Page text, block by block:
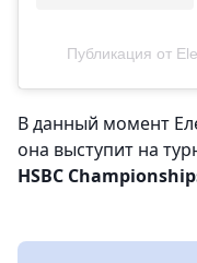
Публикация от
В данный момент
она выступит на
HSBC